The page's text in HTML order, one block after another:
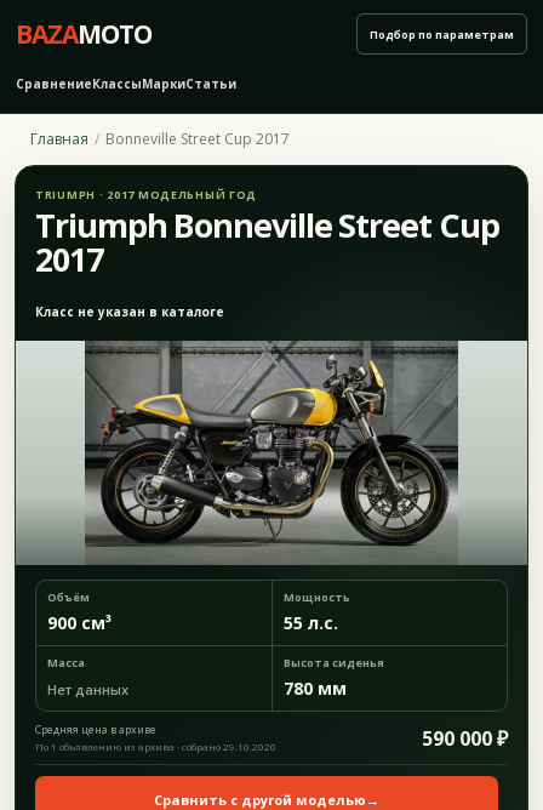
BAZAMOTO
СравнениеКлассыМаркиСтатьи
Подбор по параметрам
Главная Bonneville Street Cup 2017
TRIUMPH · 2017 МОДЕЛЬНЫЙ ГОД
Triumph Bonneville Street Cup
2017
Класс не указан в каталоге
Объём
900 см³
Мощность
55 л.с.
Масса
Нет данных
Высота сиденья
780 мм
Средняя цена в архиве 590 000 ₽
По 1 объявлению из архива · собрано 29.10.2020
Сравнить с другой моделью →